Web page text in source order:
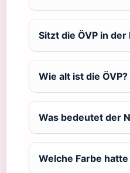
Sitzt die ÖVP in
Wie alt ist die ÖVP?
Was bedeutet der
Welche Farbe